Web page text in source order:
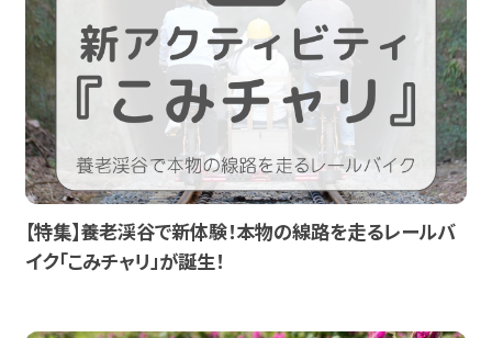
【特集】養老渓谷で新体験！本物の線路を走るレールバ
イク「こみチャリ」が誕生！